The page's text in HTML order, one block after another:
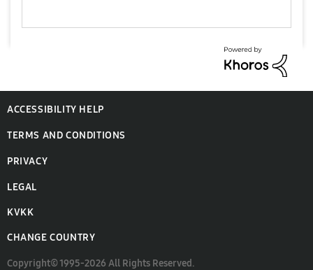
ACCESSIBILITY HELP
TERMS AND CONDITIONS
PRIVACY
LEGAL
KVKK
CHANGE COUNTRY
Copyright© 1995-2026 All Rights Reserved.